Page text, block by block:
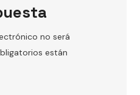
no será
están